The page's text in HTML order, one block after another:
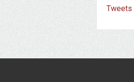
Tweets